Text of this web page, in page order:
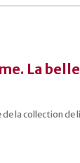
La
de la collection